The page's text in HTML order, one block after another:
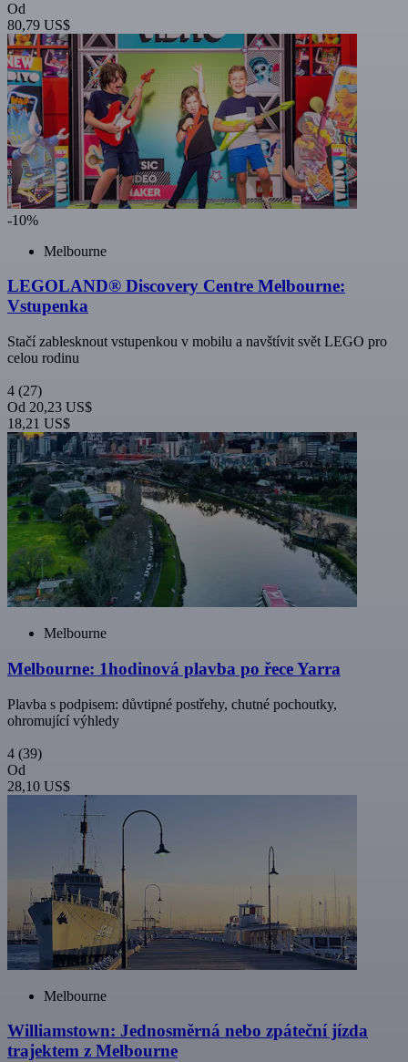
Od
80,79 US$
-10%
Melbourne
LEGOLAND® Discovery Centre Melbourne:
Vstupenka
Stačí zablesknout vstupenkou v mobilu a navštívit svět LEGO pro
celou rodinu
4 (27)
Od 20,23 US$
18,21 US$
Melbourne
Melbourne: 1hodinová plavba po řece Yarra
Plavba s podpisem: důvtipné postřehy, chutné pochoutky,
ohromující výhledy
4 (39)
Od
28,10 US$
Melbourne
Williamstown: Jednosměrná nebo zpáteční jízda
trajektem z Melbourne